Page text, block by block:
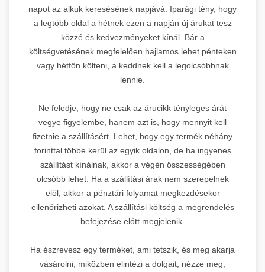
napot az alkuk keresésének napjává. Iparági tény, hogy
a legtöbb oldal a hétnek ezen a napján új árukat tesz
közzé és kedvezményeket kínál. Bár a
költségvetésének megfelelően hajlamos lehet pénteken
vagy hétfőn költeni, a keddnek kell a legolcsóbbnak
lennie.
Ne feledje, hogy ne csak az árucikk tényleges árát
vegye figyelembe, hanem azt is, hogy mennyit kell
fizetnie a szállításért. Lehet, hogy egy termék néhány
forinttal többe kerül az egyik oldalon, de ha ingyenes
szállítást kínálnak, akkor a végén összességében
olcsóbb lehet. Ha a szállítási árak nem szerepelnek
elöl, akkor a pénztári folyamat megkezdésekor
ellenőrizheti azokat. A szállítási költség a megrendelés
befejezése előtt megjelenik.
Ha észrevesz egy terméket, ami tetszik, és meg akarja
vásárolni, miközben elintézi a dolgait, nézze meg,